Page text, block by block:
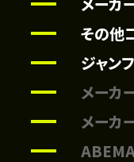
その他
ジャン
メーカ
メーカ